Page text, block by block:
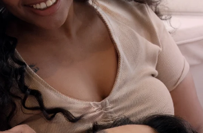
I miei dispositivi
I miei ordini
I miei indirizzi
I miei abbonamenti
Tech Elixir
Set
Deutsch
Español
Italiano
Português
Svenska
Русский
简体中文 繁體中文